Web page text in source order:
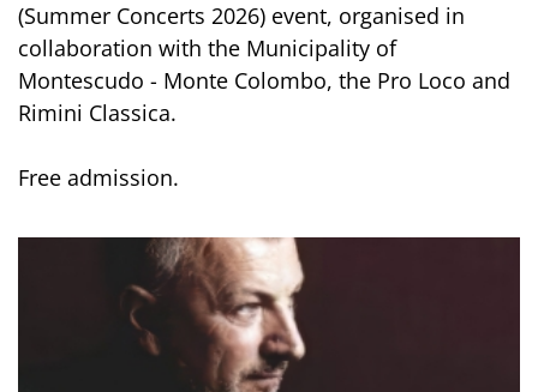
(Summer Concerts 2026) event, organised in
collaboration with the Municipality of
Montescudo - Monte Colombo, the Pro Loco and
Rimini Classica.
Free admission.